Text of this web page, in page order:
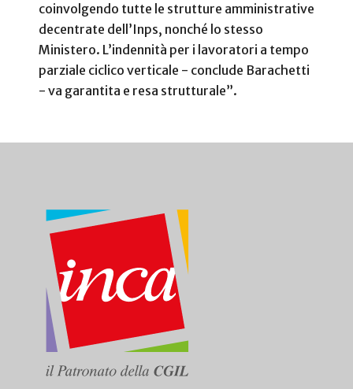
coinvolgendo tutte le strutture amministrative
decentrate dell’Inps, nonché lo stesso
Ministero. L’indennità per i lavoratori a tempo
parziale ciclico verticale - conclude Barachetti
- va garantita e resa strutturale”.